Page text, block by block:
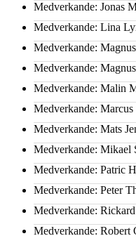
Medverkande: Jonas
Medverkande: Lina
Medverkande:
Medverkande:
Medverkande: Malin
Medverkande:
Medverkande: Mats
Medverkande: Mikael
Medverkande: Patric
Medverkande: Peter
Medverkande:
Medverkande: Robert